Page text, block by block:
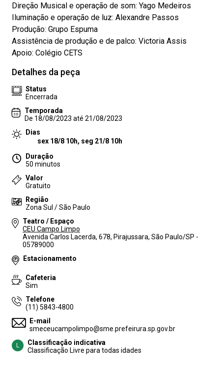
Direção Musical e operação de som: Yago Medeiros
Iluminação e operação de luz: Alexandre Passos
Produção: Grupo Espuma
Assistência de produção e de palco: Victoria Assis
Apoio: Colégio CETS
Detalhes da peça
Status
Encerrada
Temporada
De 18/08/2023 até 21/08/2023
Dias
sex 18/8 10h, seg 21/8 10h
Duração
50 minutos
Valor
Gratuito
Região
Zona Sul / São Paulo
Teatro / Espaço
CEU Campo Limpo
Avenida Carlos Lacerda, 678, Pirajussara, São Paulo/SP -
05789000
Estacionamento
Cafeteria
Sim
Telefone
(11) 5843-4800
E-mail
smeceucampolimpo@sme.prefeirura.sp.gov.br
L
Classificação indicativa
Classificação Livre para todas idades